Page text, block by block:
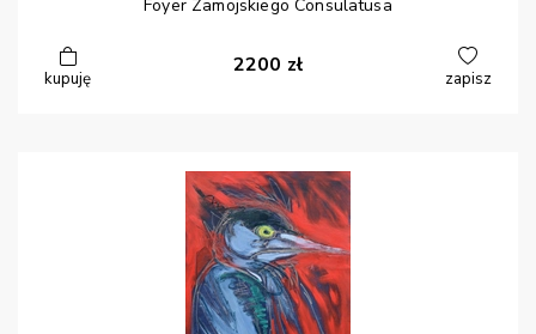
Foyer Zamojskiego Consulatusa
kupuję
2200 zł
zapisz